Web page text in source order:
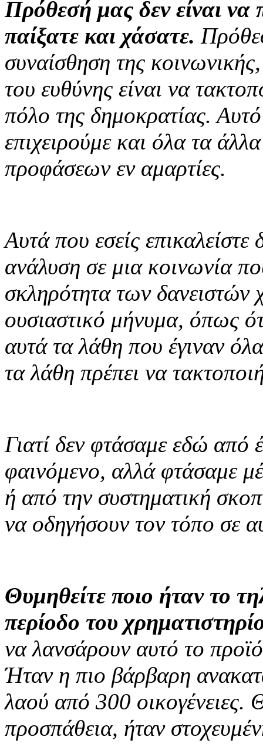
Πρόθεσή μας δεν είναι
παίξατε και χάσατε.
συναίσθηση της
του ευθύνης είναι να
πόλο της δημοκρατίας.
επιχειρούμε και όλα τα
προφάσεων εν αμαρτίες.
Αυτά που εσείς επικαλείστε
ανάλυση σε μια κοινωνία
σκληρότητα των δανειστών
ουσιαστικό μήνυμα, όπως
αυτά τα λάθη που έγιναν
τα λάθη πρέπει να
Γιατί δεν φτάσαμε εδώ από
φαινόμενο, αλλά φτάσαμε
ή από την συστηματική
να οδηγήσουν τον τόπο σε
Θυμηθείτε ποιο ήταν το
περίοδο του
να λανσάρουν αυτό το
Ήταν η πιο βάρβαρη
λαού από 300 οικογένειες.
προσπάθεια, ήταν